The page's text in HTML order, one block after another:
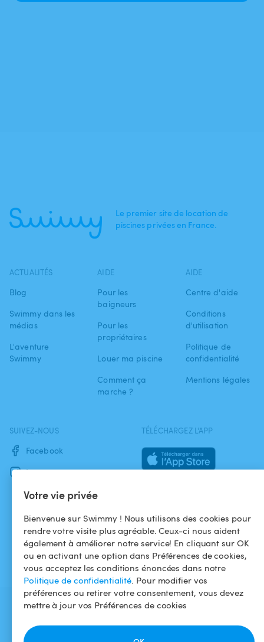
Votre vie privée
Bienvenue sur Swimmy ! Nous utilisons des cookies pour
rendre votre visite plus agréable. Ceux-ci nous aident
également à améliorer notre service! En cliquant sur OK
ou en activant une option dans Préférences de cookies,
vous acceptez les conditions énoncées dans notre
Politique de confidentialité. Pour modifier vos
préférences ou retirer votre consentement, vous devez
mettre à jour vos Préférences de cookies
Le premier site de location de
piscines privées en France.
ACTUALITÉS
Blog
Swimmy dans les
médias
L'aventure
Swimmy
AIDE
Pour les
baigneurs
Pour les
propriétaires
Louer ma piscine
Comment ça
marche ?
AIDE
Centre d'aide
Conditions
d'utilisation
Politique de
confidentialité
Mentions légales
SUIVEZ-NOUS
Facebook
Instagram
TÉLÉCHARGEZ L'APP